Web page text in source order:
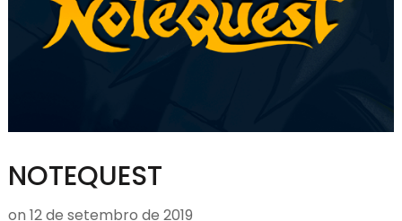
NOTEQUEST
on 12 de setembro de 2019